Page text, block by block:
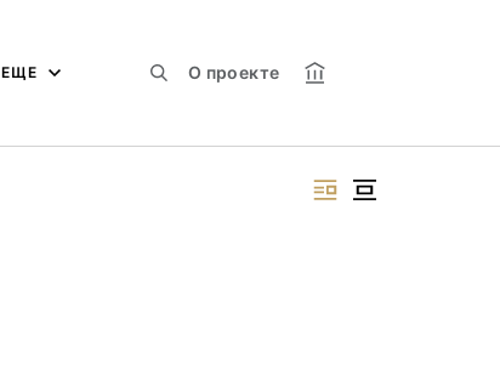
О проекте
ЕЩЕ